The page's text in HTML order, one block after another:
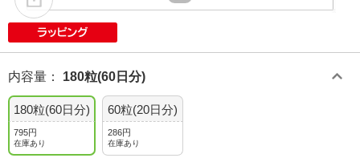
内容量 ： 180粒(60日分)
180粒(60日分)
795円
在庫あり
60粒(20日分)
286円
在庫あり